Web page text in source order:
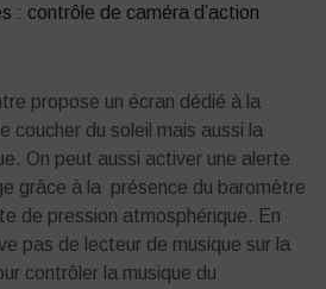
: contrôle de caméra d’action
propose un écran dédié à la
coucher du soleil mais aussi la
On peut aussi activer une alerte
grâce à la présence du baromètre
de pression atmosphérique. En
pas de lecteur de musique sur la
contrôler la musique du